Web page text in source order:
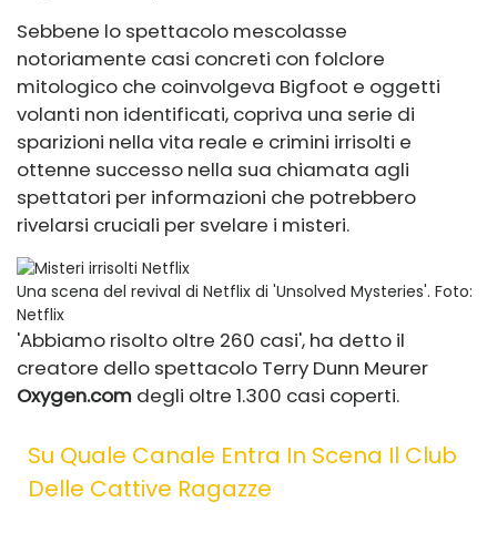
Sebbene lo spettacolo mescolasse
notoriamente casi concreti con folclore
mitologico che coinvolgeva Bigfoot e oggetti
volanti non identificati, copriva una serie di
sparizioni nella vita reale e crimini irrisolti e
ottenne successo nella sua chiamata agli
spettatori per informazioni che potrebbero
rivelarsi cruciali per svelare i misteri.
Una scena del revival di Netflix di 'Unsolved Mysteries'. Foto:
Netflix
'Abbiamo risolto oltre 260 casi', ha detto il
creatore dello spettacolo Terry Dunn Meurer
Oxygen.com degli oltre 1.300 casi coperti.
Su Quale Canale Entra In Scena Il Club
Delle Cattive Ragazze